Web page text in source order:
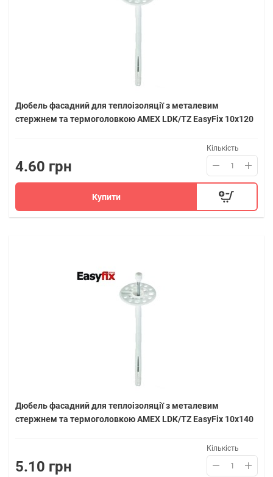
Дюбель фасадний для теплоізоляції з металевим
стержнем та термоголовкою AMEX LDK/TZ EasyFix 10х120
4.60 грн
Кількість
Купити
Дюбель фасадний для теплоізоляції з металевим
стержнем та термоголовкою AMEX LDK/TZ EasyFix 10х140
5.10 грн
Кількість